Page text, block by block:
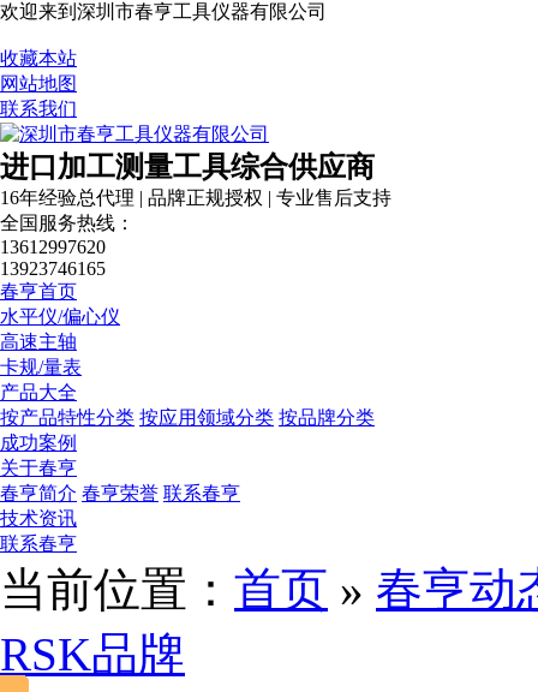
欢迎来到深圳市春亨工具仪器有限公司
收藏本站
网站地图
联系我们
进口加工测量工具综合供应商
16年经验总代理 | 品牌正规授权 | 专业售后支持
全国服务热线：
13612997620
13923746165
春亨首页
水平仪/偏心仪
高速主轴
卡规/量表
产品大全
按产品特性分类 按应用领域分类 按品牌分类
成功案例
关于春亨
春亨简介 春亨荣誉 联系春亨
技术资讯
联系春亨
当前位置： 首页 » 春亨动
RSK品牌